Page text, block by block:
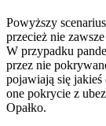
Powyższy
przecież nie
W przypadku
przez nie
pojawiają się
one pokrycie z
Opałko.